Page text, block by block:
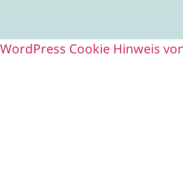
WordPress Cookie Hinweis